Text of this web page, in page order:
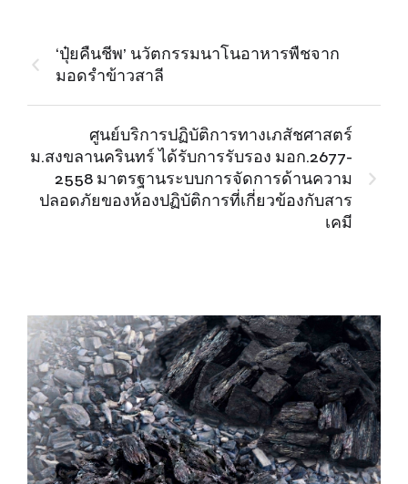
‘ปุ๋ยคืนชีพ’ นวัตกรรมนาโนอาหารพืชจาก
มอดรำข้าวสาลี
ศูนย์บริการปฏิบัติการทางเภสัชศาสตร์
ม.สงขลานครินทร์ ได้รับการรับรอง มอก.2677-
2558 มาตรฐานระบบการจัดการด้านความ
ปลอดภัยของห้องปฏิบัติการที่เกี่ยวข้องกับสาร
เคมี